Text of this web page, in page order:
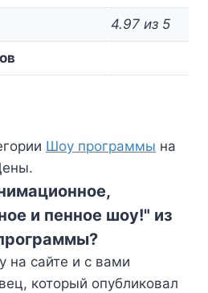
4.97 из 5
Шоу программы на
и пенное шоу!" из
на сайте и с вами
который опубликовал